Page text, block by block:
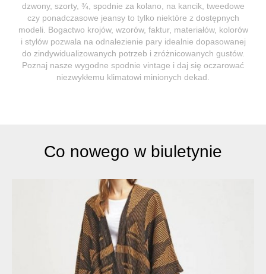
dzwony, szorty, ¾, spodnie za kolano, na kancik, tweedowe
czy ponadczasowe jeansy to tylko niektóre z dostępnych
modeli. Bogactwo krojów, wzorów, faktur, materiałów, kolorów
i stylów pozwala na odnalezienie pary idealnie dopasowanej
do zindywidualizowanych potrzeb i zróżnicowanych gustów.
Poznaj nasze wygodne spodnie vintage i daj się oczarować
niezwykłemu klimatowi minionych dekad.
Co nowego w biuletynie